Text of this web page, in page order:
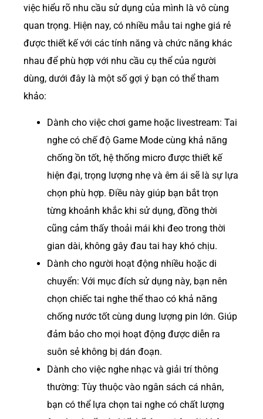
việc hiểu rõ nhu cầu sử dụng của mình là vô cùng
quan trọng. Hiện nay, có nhiều mẫu tai nghe giá rẻ
được thiết kế với các tính năng và chức năng khác
nhau để phù hợp với nhu cầu cụ thể của người
dùng, dưới đây là một số gợi ý bạn có thể tham
khảo:
Dành cho việc chơi game hoặc livestream: Tai
nghe có chế độ Game Mode cùng khả năng
chống ồn tốt, hệ thống micro được thiết kế
hiện đại, trọng lượng nhẹ và êm ái sẽ là sự lựa
chọn phù hợp. Điều này giúp bạn bắt trọn
từng khoảnh khắc khi sử dụng, đồng thời
cũng cảm thấy thoải mái khi đeo trong thời
gian dài, không gây đau tai hay khó chịu.
Dành cho người hoạt động nhiều hoặc di
chuyển: Với mục đích sử dụng này, bạn nên
chọn chiếc tai nghe thể thao có khả năng
chống nước tốt cùng dung lượng pin lớn. Giúp
đảm bảo cho mọi hoạt động được diễn ra
suôn sẻ không bị dán đoạn.
Dành cho việc nghe nhạc và giải trí thông
thường: Tùy thuộc vào ngân sách cá nhân,
bạn có thể lựa chọn tai nghe có chất lượng